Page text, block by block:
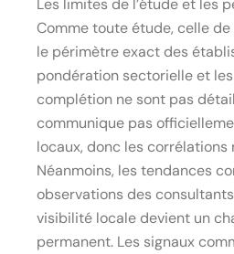
Les limites de l’étude et les
Comme toute étude, celle
le périmètre exact des
pondération sectorielle et
complétion ne sont pas
communique pas
locaux, donc les
Néanmoins, les tendances
observations des
visibilité locale devient un
permanent. Les signaux